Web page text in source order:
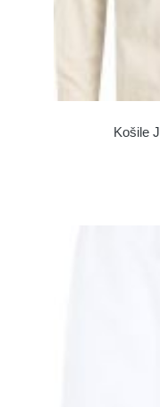
Košile